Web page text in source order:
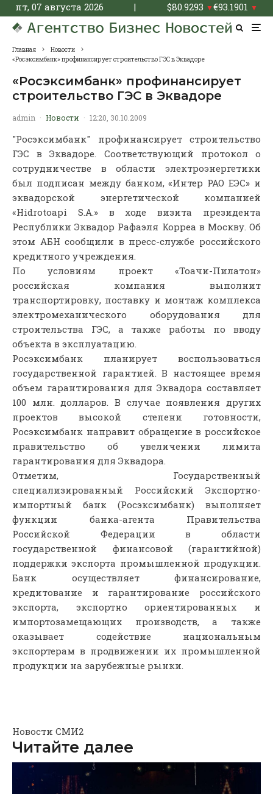
пт, 07 августа 2026 | $80.9293 ▼€93.1901 ▼
Главная
Новости
«Росэксимбанк» профинансирует строительство ГЭС в Эквадоре
«Росэксимбанк» профинансирует
строительство ГЭС в Эквадоре
admin · Новости · 12:20, 30.10.2009
"Росэксимбанк" профинансирует строительство
ГЭС в Эквадоре. Соответствующий протокол о
сотрудничестве в области электроэнергетики
был подписан между банком, «Интер РАО ЕЭС» и
эквадорской энергетической компанией
«Hidrotoapi S.A.» в ходе визита президента
Республики Эквадор Рафаэля Корреа в Москву. Об
этом АБН сообщили в пресс-службе российского
кредитного учреждения.
По условиям проект «Тоачи-Пилатон»
российская компания выполнит
транспортировку, поставку и монтаж комплекса
электромеханического оборудования для
строительства ГЭС, а также работы по вводу
объекта в эксплуатацию.
Росэксимбанк планирует воспользоваться
государственной гарантией. В настоящее время
объем гарантирования для Эквадора составляет
100 млн. долларов. В случае появления других
проектов высокой степени готовности,
Росэксимбанк направит обращение в российское
правительство об увеличении лимита
гарантирования для Эквадора.
Отметим, Государственный
специализированный Российский Экспортно-
импортный банк (Росэксимбанк) выполняет
функции банка-агента Правительства
Российской Федерации в области
государственной финансовой (гарантийной)
поддержки экспорта промышленной продукции.
Банк осуществляет финансирование,
кредитование и гарантирование российского
экспорта, экспортно ориентированных и
импортозамещающих производств, а также
оказывает содействие национальным
экспортерам в продвижении их промышленной
продукции на зарубежные рынки.
Новости СМИ2
Читайте далее